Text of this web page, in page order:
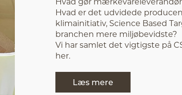
Hvad er det udvidede
klimainitiativ, Science Based
branchen mere miljøbevidste?
Vi har samlet det vigtigste på
her.
Læs mere